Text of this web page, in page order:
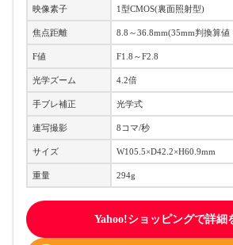
映像素子 1型CMOS(裏面照射型)
焦点距離 8.8～36.8mm(35mm判換算値
F値 F1.8～F2.8
光学ズーム 4.2倍
手ブレ補正 光学式
連写撮影 8コマ/秒
サイズ W105.5×D42.2×H60.9mm
重量 294g
Yahoo!ショッピングで詳細